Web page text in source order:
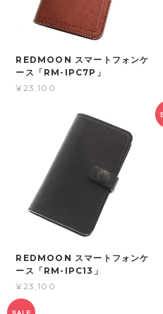
REDMOON スマートフォンケ
ース「RM-IPC7P」
¥23,100
REDMOON スマートフォンケ
ース「RM-IPC13」
¥23,100